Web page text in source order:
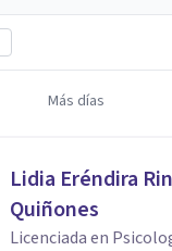
Más días
Lidia Eréndira
Quiñones
Licenciada en